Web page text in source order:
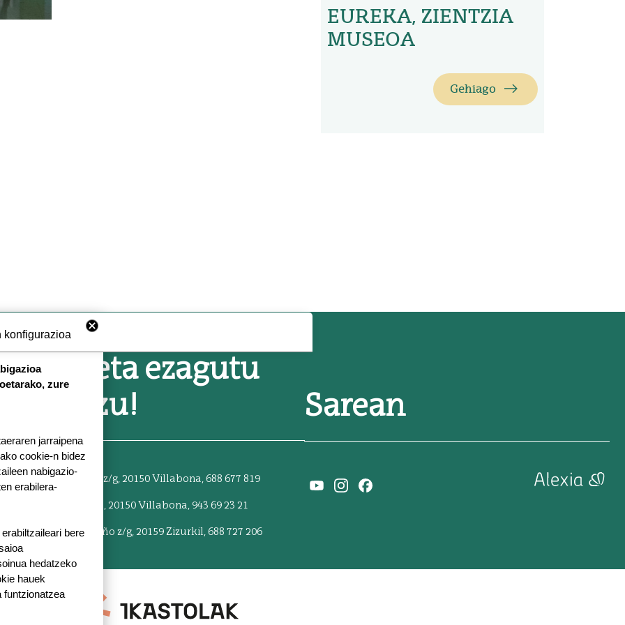
EUREKA, ZIENTZIA
MUSEOA
Gehiago
Zatoz eta ezagutu
gaitzazu!
TXERMIN: Txermin z/g, 20150 Villabona, 688 677 819
: Berria 55, 20150 Villabona, 943 69 23 21
ZIZURKIL: Pagamuño z/g, 20159 Zizurkil, 688 727 206
Sarean
konfigurazioa
zure
jarraipena
cookie-n bidez
nabigazio-
erabilera-
bere
hedatzeko
hauek
funtzionatzea